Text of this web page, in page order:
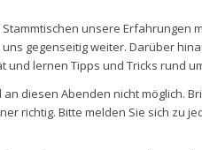
unsere Erfahrungen
gegenseitig weiter. Darüber
lernen Tipps und Tricks rund
diesen Abenden nicht möglich.
richtig. Bitte melden Sie sich zu